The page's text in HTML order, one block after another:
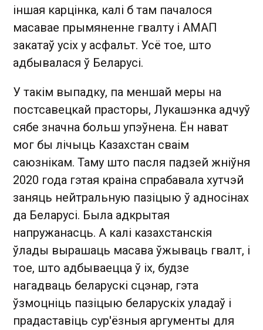
іншая карцінка, калі б там пачалося
масавае прымяненне гвалту і АМАП
закатаў усіх у асфальт. Усё тое, што
адбывалася ў Беларусі.
У такім выпадку, па меншай меры на
постсавецкай прасторы, Лукашэнка адчуў
сябе значна больш упэўнена. Ён нават
мог бы лічыць Казахстан сваім
саюзнікам. Таму што пасля падзей жніўня
2020 года гэтая краіна спрабавала хутчэй
заняць нейтральную пазіцыю ў адносінах
да Беларусі. Была адкрытая
напружанасць. А калі казахстанскія
ўлады вырашаць масава ўжываць гвалт, і
тое, што адбываецца ў іх, будзе
нагадваць беларускі сцэнар, гэта
ўзмоцніць пазіцыю беларускіх уладаў і
прадаставіць сур'ёзныя аргументы для